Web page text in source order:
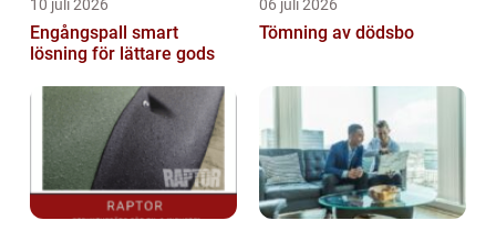
10 juli 2026
Engångspall smart
lösning för lättare gods
06 juli 2026
Tömning av dödsbo